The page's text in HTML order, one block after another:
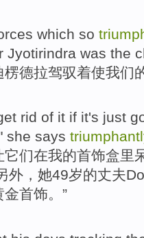
which so
Jyotirindra was the
楞德拉驾驭着使我们
rid of it if it's just
she says
它们在我的首饰盒里
外，她49岁的丈夫
金首饰。”